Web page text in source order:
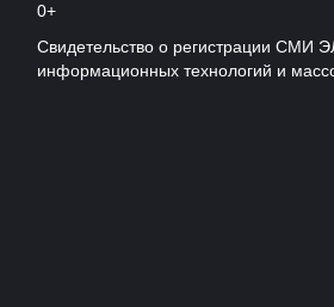
0+
Свидетельство о регистрации СМИ
информационных технологий и